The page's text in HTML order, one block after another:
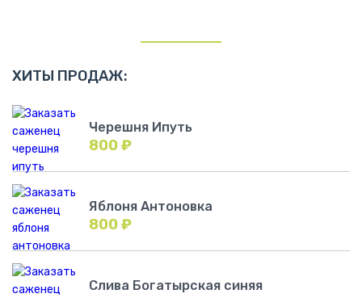
ХИТЫ ПРОДАЖ:
Черешня Ипуть
800₽
Яблоня Антоновка
800₽
Слива Богатырская синяя